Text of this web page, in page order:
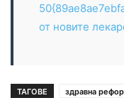
от новите
ТАГОВЕ здравна